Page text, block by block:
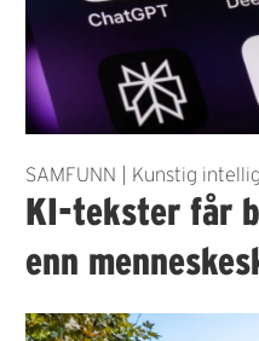
SAMFUNN | Kunstig
KI-tekster får
enn